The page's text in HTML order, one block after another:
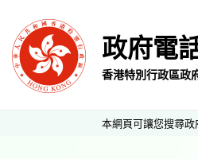
政府電
香港特別行政區政
本網頁可讓您搜尋